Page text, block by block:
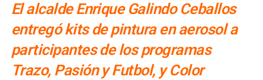
El alcalde Enrique Galindo Ceballos
entregó kits de pintura en aerosol a
participantes de los programas
Trazo, Pasión y Futbol, y Color